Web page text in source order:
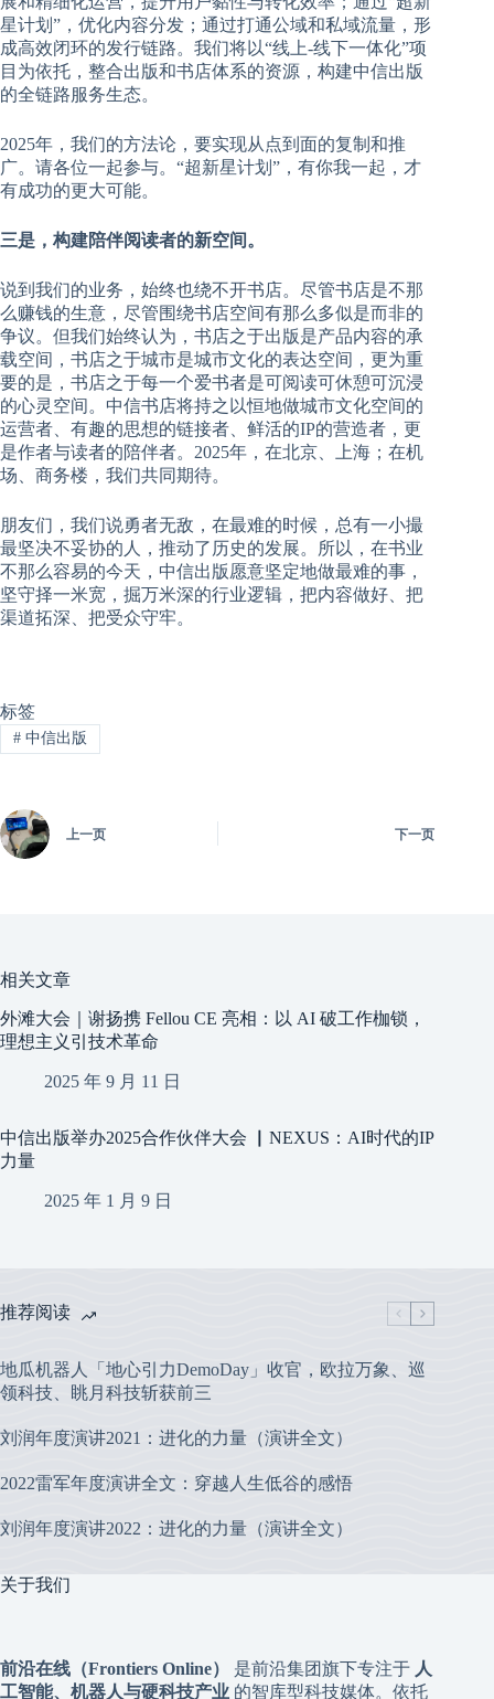
星计划”，优化内容分发；通过打通公域和私域流量，形
成高效闭环的发行链路。我们将以“线上-线下一体化”项
目为依托，整合出版和书店体系的资源，构建中信出版
的全链路服务生态。
2025年，我们的方法论，要实现从点到面的复制和推
广。请各位一起参与。“超新星计划”，有你我一起，才
有成功的更大可能。
三是，构建陪伴阅读者的新空间。
说到我们的业务，始终也绕不开书店。尽管书店是不那
么赚钱的生意，尽管围绕书店空间有那么多似是而非的
争议。但我们始终认为，书店之于出版是产品内容的承
载空间，书店之于城市是城市文化的表达空间，更为重
要的是，书店之于每一个爱书者是可阅读可休憩可沉浸
的心灵空间。中信书店将持之以恒地做城市文化空间的
运营者、有趣的思想的链接者、鲜活的IP的营造者，更
是作者与读者的陪伴者。2025年，在北京、上海；在机
场、商务楼，我们共同期待。
朋友们，我们说勇者无敌，在最难的时候，总有一小撮
最坚决不妥协的人，推动了历史的发展。所以，在书业
不那么容易的今天，中信出版愿意坚定地做最难的事，
坚守择一米宽，掘万米深的行业逻辑，把内容做好、把
渠道拓深、把受众守牢。
标签
#中信出版
上一页 下一页
相关文章
外滩大会｜谢扬携 Fellou CE 亮相：以 AI 破工作枷锁，
理想主义引技术革命
2025 年 9 月 11 日
中信出版举办2025合作伙伴大会 ▏NEXUS：AI时代的IP
力量
2025 年 1 月 9 日
推荐阅读
地瓜机器人「地心引力DemoDay」收官，欧拉万象、巡
领科技、眺月科技斩获前三
刘润年度演讲2021：进化的力量（演讲全文）
2022雷军年度演讲全文：穿越人生低谷的感悟
刘润年度演讲2022：进化的力量（演讲全文）
关于我们
前沿在线（Frontiers Online） 是前沿集团旗下专注于 人
工智能、机器人与硬科技产业 的智库型科技媒体。依托